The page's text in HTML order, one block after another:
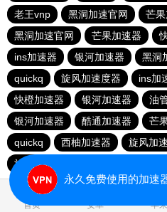
老王vnp
黑洞加速官网 芒
黑洞加速官网
芒果加速器
ins加速器
银河加速器 黑洞
quickq
旋风加速度器 ins加
快橙加速器
银河加速器 油
银河加速器
酷通加速器 芒
quickq
西柚加速器 旋风加
旋风加速度器
首页 安卓 苹果
永久免费使用的加速